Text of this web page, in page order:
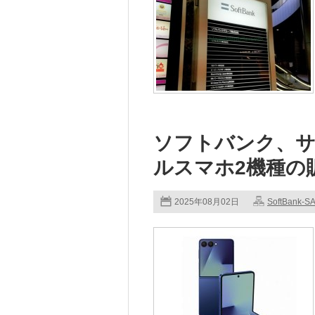
ソフトバンク、
ルスマホ2機種の
2025年08月02日 SoftBank-